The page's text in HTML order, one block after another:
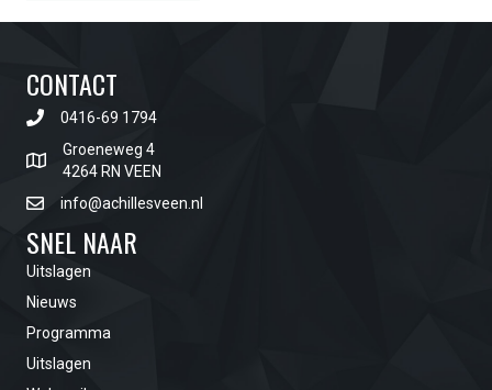
CONTACT
0416-69 1794
Groeneweg 4
4264 RN VEEN
info@achillesveen.nl
SNEL NAAR
Uitslagen
Nieuws
Programma
Uitslagen